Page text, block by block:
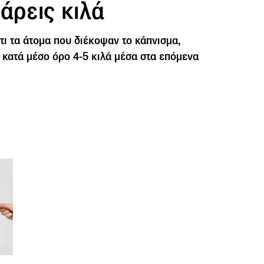
κιλά
τα άτομα που διέκοψαν το κάπνισμα,
μέσο όρο 4-5 κιλά μέσα στα επόμενα